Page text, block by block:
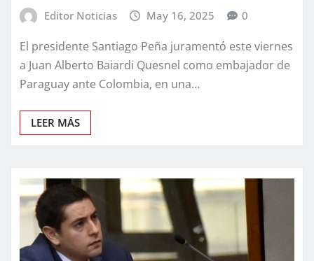
Editor Noticias May 16, 2025 0
El presidente Santiago Peña juramentó este viernes
a Juan Alberto Baiardi Quesnel como embajador de
Paraguay ante Colombia, en una…
LEER MÁS